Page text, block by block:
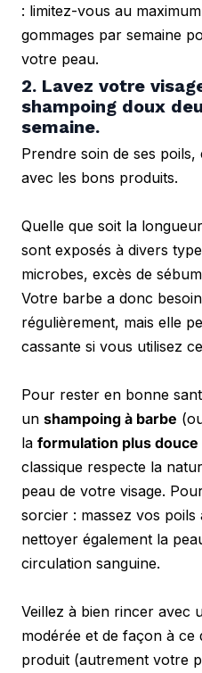
: limitez-vous au
gommages par semaine
votre peau.
2. Lavez votre
shampoing doux
semaine.
Prendre soin de ses poils,
avec les bons produits.
Quelle que soit la
sont exposés à divers
microbes, excès de
Votre barbe a donc
régulièrement, mais elle
cassante si vous utilisez
Pour rester en bonne
un shampoing à barbe
la formulation plus douce
classique respecte la
peau de votre visage.
sorcier : massez vos
nettoyer également la
circulation sanguine.
Veillez à bien rincer avec
modérée et de façon à ce
produit (autrement votre